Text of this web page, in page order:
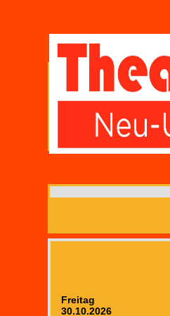
Freitag
30.10.2026